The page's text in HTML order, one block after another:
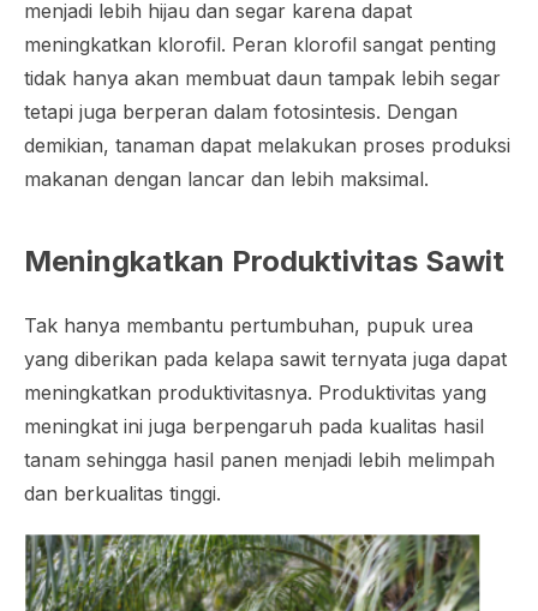
menjadi lebih hijau dan segar karena dapat
meningkatkan klorofil. Peran klorofil sangat penting
tidak hanya akan membuat daun tampak lebih segar
tetapi juga berperan dalam fotosintesis. Dengan
demikian, tanaman dapat melakukan proses produksi
makanan dengan lancar dan lebih maksimal.
Meningkatkan Produktivitas Sawit
Tak hanya membantu pertumbuhan, pupuk urea
yang diberikan pada kelapa sawit ternyata juga dapat
meningkatkan produktivitasnya. Produktivitas yang
meningkat ini juga berpengaruh pada kualitas hasil
tanam sehingga hasil panen menjadi lebih melimpah
dan berkualitas tinggi.